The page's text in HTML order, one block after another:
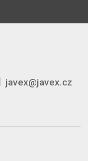
javex@javex.cz